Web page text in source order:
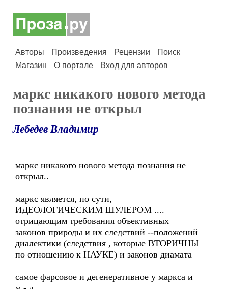
Авторы Произведения Рецензии
Поиск
Магазин
О портале Вход для авторов
маркс никакого нового метода
познания не открыл
Лебедев Владимир
маркс никакого нового метода познания не
открыл..
маркс является, по сути,
ИДЕОЛОГИЧЕСКИМ ШУЛЕРОМ ....
отрицающим требования объективных
законов природы и их следствий --положений
диалектики (следствия , которые ВТОРИЧНЫ
по отношению к НАУКЕ) и законов диамата
самое фарсовое и дегенеративное у маркса и